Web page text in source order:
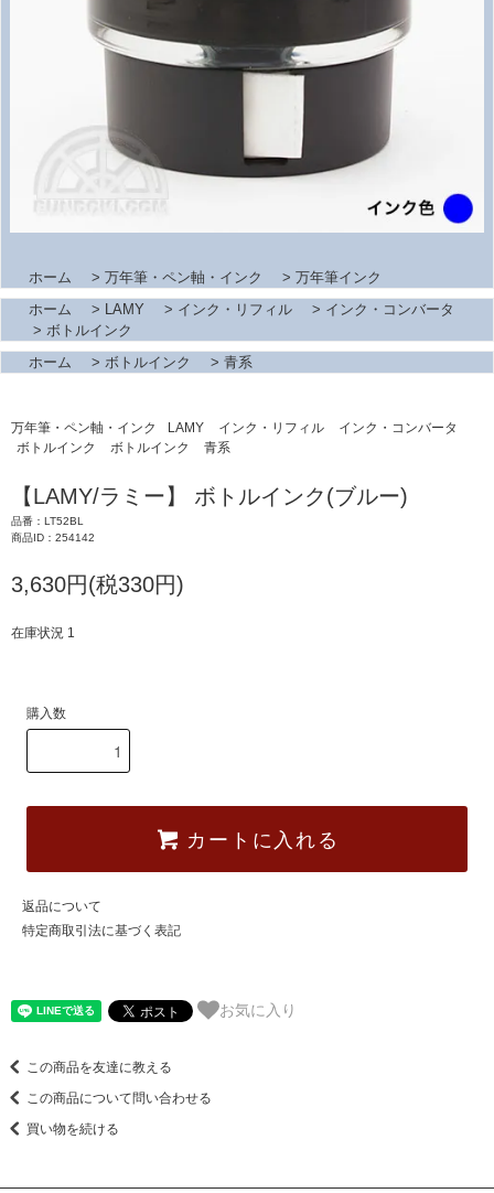
ホーム > 万年筆・ペン軸・インク > 万年筆インク
ホーム
> LAMY > インク・リフィル > インク・コンバータ
> ボトルインク
ホーム
> ボトルインク > 青系
万年筆・ペン軸・インク LAMY インク・リフィル
インク・コンバータ
ボトルインク
ボトルインク 青系
【LAMY/ラミー】 ボトルインク(ブルー)
品番：LT52BL
商品ID：254142
3,630円(税330円)
在庫状況 1
購入数
カートに入れる
返品について
特定商取引法に基づく表記
お気に入り
この商品を友達に教える
この商品について問い合わせる
買い物を続ける